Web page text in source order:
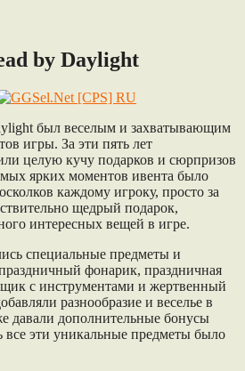
by Daylight
был веселым и захватывающим
игры. За эти пять лет
целую кучу подарков и сюрпризов
ярких моментов ивента было
каждому игроку, просто за
щедрый подарок,
интересных вещей в игре.
специальные предметы и
фонарик, праздничная
с инструментами и жертвенный
разнообразие и веселье в
давали дополнительные бонусы
все эти уникальные предметы было